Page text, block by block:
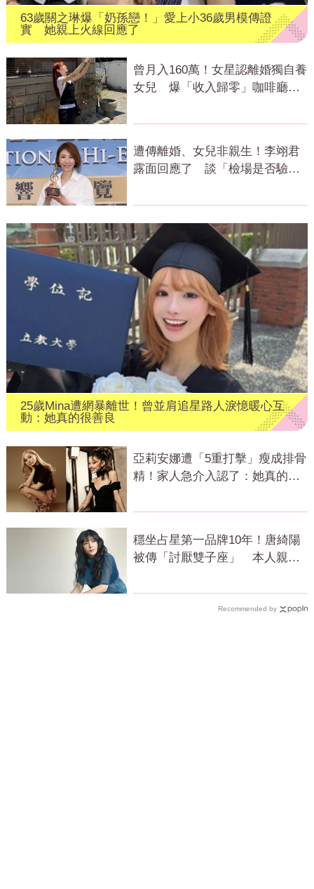
63歲關之琳爆「奶孫戀！」愛上小36歲男模傳證
實 她親上火線回應了
曾月入160萬！女星認離婚獨自養
女兒 爆「收入歸零」咖啡廳打
遭傳離婚、女兒非親生！李翊君
露面回應了 談「檢場是否驗
25歲Mina遭網暴離世！曾並肩追星路人淚憶暖心互
動：她真的很善良
亞莉安娜遭「5重打擊」瘦成排骨
精！家人急介入認了：她真的不
穩坐占星第一品牌10年！唐綺陽
被傳「討厭雙子座」 本人親揭
Recommended by